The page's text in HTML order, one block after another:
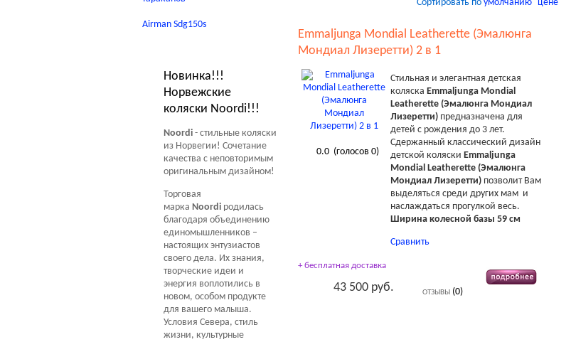
Сортировать по умолчанию цене
Emmaljunga Mondial Leatherette (Эмалюнга
Мондиал Лизеретти) 2 в 1
0.0 (голосов0)
Стильная и элегантная детская
коляска Emmaljunga Mondial
Leatherette (Эмалюнга Мондиал
Лизеретти)предназначена для
детей с рождения до 3 лет.
Сдержанный классический дизайн
детской коляски Emmaljunga
Mondial Leatherette (Эмалюнга
Мондиал Лизеретти)позволит Вам
выделяться среди других мам и
наслаждаться прогулкой весь.
Ширина колесной базы 59 см
Сравнить
+ бесплатная доставка
43 500 руб. ОТЗЫВЫ(0)
Airman Sdg150s
Новинка!!!
Норвежские
коляски Noordi!!!
Noordi - стильные коляски
из Норвегии! Сочетание
качества с неповторимым
оригинальным дизайном!
Торговая
марка Noordi родилась
благодаря объединению
единомышленников –
настоящих энтузиастов
своего дела. Их знания,
творческие идеи и
энергия воплотились в
новом, особом продукте
для вашего малыша.
Условия Севера, стиль
жизни, культурные